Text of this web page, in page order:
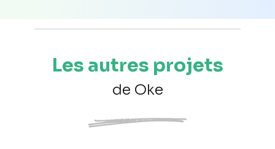
Les autres projets
de Oke